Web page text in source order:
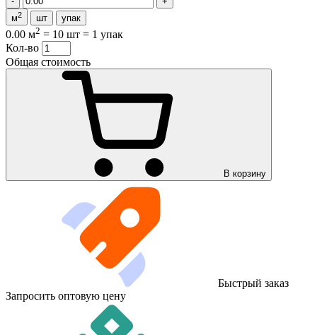
м2 шт упак
0.00 м2 = 10 шт = 1 упак
Кол-во
Общая стоимость
В корзину
Быстрый заказ
Запросить оптовую цену